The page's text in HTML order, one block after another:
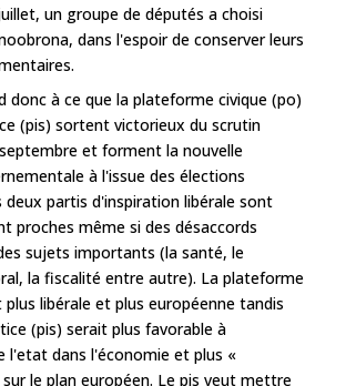
un groupe de députés a choisi
dans l'espoir de conserver leurs
donc à ce que la plateforme civique (po)
(pis) sortent victorieux du scrutin
et forment la nouvelle
à l'issue des élections
deux partis d'inspiration libérale sont
proches même si des désaccords
sujets importants (la santé, le
la fiscalité entre autre). La plateforme
plus libérale et plus européenne tandis
(pis) serait plus favorable à
l'etat dans l'économie et plus «
le plan européen. Le pis veut mettre